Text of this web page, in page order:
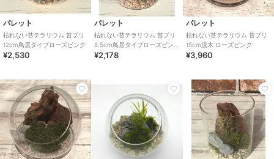
パレット
枯れない苔テラリウム 苔プリ
12cm鳥居タイプローズピンク
¥2,530
パレット
枯れない苔テラリウム 苔プリ
8.5cm鳥居タイプローズピン
ク
¥2,178
パレット
枯れない苔テラリウム 苔プリ
15cm流木 ローズピンク
¥3,960